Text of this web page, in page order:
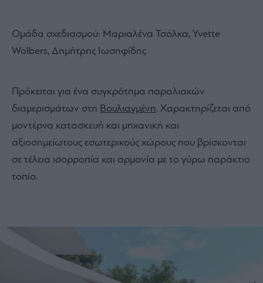
Ομάδα σχεδιασμού: Μαριαλένα Τσόλκα, Yvette
Wolbers, Δημήτρης Ιωσηφίδης
Πρόκειται για ένα συγκρότημα παραλιακών
διαμερισμάτων στη Βουλιαγμένη. Χαρακτηρίζεται από
μοντέρνα κατασκευή και μηχανική και
αξιοσημείωτους εσωτερικούς χώρους που βρίσκονται
σε τέλεια ισορροπία και αρμονία με το γύρω παράκτιο
τοπίο.